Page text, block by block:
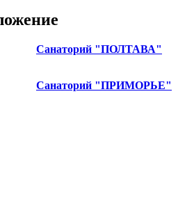
Санаторий "ПОЛТАВА"
Санаторий "ПРИМОРЬЕ"